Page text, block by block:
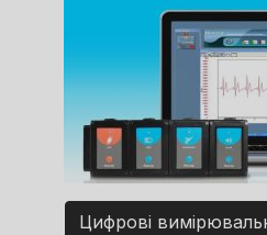
Цифрові